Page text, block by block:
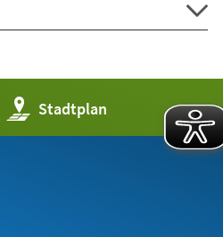
Stadtplan
(Öffnet
in
einem